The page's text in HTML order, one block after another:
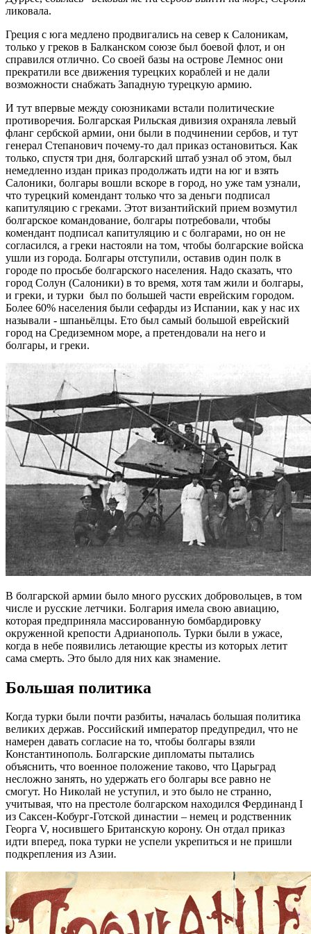
ликовала.
Греция с юга медлено продвигались на север к Салоникам,
только у греков в Балканском союзе был боевой флот, и он
справился отлично. Со своей базы на острове Лемнос они
прекратили все движения турецких кораблей и не дали
возможности снабжать Западную турецкую армию.
И тут впервые между союзниками встали политические
противоречия. Болгарская Рильская дивизия охраняла левый
фланг сербской армии, они были в подчинении сербов, и тут
генерал Степанович почему-то дал приказ остановиться. Как
только, спустя три дня, болгарский штаб узнал об этом, был
немедленно издан приказ продолжать идти на юг и взять
Салоники, болгары вошли вскоре в город, но уже там узнали,
что турецкий комендант только что за деньги подписал
капитуляцию с греками. Этот византийский прием возмутил
болгарское командование, болгары потребовали, чтобы
комендант подписал капитуляцию и с болгарами, но он не
согласился, а греки настояли на том, чтобы болгарские войска
ушли из города. Болгары отступили, оставив один полк в
городе по просьбе болгарского населения. Надо сказать, что
город Солун (Салоники) в то время, хотя там жили и болгары,
и греки, и турки был по большей части еврейским городом.
Более 60% населения были сефарды из Испании, как у нас их
называли - шпаньёлцы. Ето был самый большой еврейский
город на Средиземном море, а претендовали на него и
болгары, и греки.
В болгарской армии было много русских добровольцев, в том
числе и русские летчики. Болгария имела свою авиацию,
которая предприняла массированную бомбардировку
окруженной крепости Адрианополь. Турки были в ужасе,
когда в небе появились летающие кресты из которых летит
сама смерть. Это было для них как знамение.
Большая политика
Когда турки были почти разбиты, началась большая политика
великих держав. Российский император предупредил, что не
намерен давать согласие на то, чтобы болгары взяли
Константинополь. Болгарские дипломаты пытались
объяснить, что военное положение таково, что Царьград
несложно занять, но удержать его болгары все равно не
смогут. Но Николай не уступил, и это было не странно,
учитывая, что на престоле болгарском находился Фердинанд I
из Саксен-Кобург-Готской династии – немец и родственник
Георга V, носившего Британскую корону. Он отдал приказ
идти вперед, пока турки не успели укрепиться и не пришли
подкрепления из Азии.